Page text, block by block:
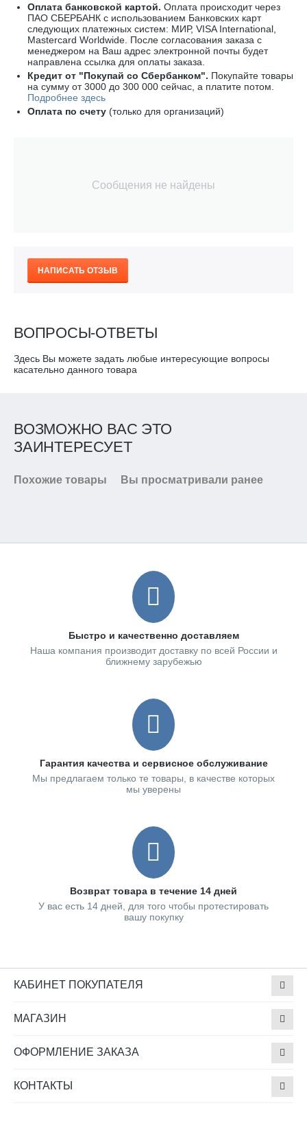
Оплата банковской картой. Оплата происходит через
ПАО СБЕРБАНК с использованием Банковских карт
следующих платежных систем: МИР, VISA International,
Mastercard Worldwide . После согласования заказа с
менеджером на Ваш адрес электронной почты будет
направлена ссылка для оплаты заказа.
Кредит от "Покупай со Сбербанком". Покупайте товары
на сумму от 3000 до 300 000 сейчас, а платите потом.
Подробнее здесь
Оплата по счету (только для организаций)
Сообщения не найдены
НАПИСАТЬ ОТЗЫВ
ВОПРОСЫ-ОТВЕТЫ
Здесь Вы можете задать любые интересующие вопросы
касательно данного товара
ВОЗМОЖНО ВАС ЭТО
ЗАИНТЕРЕСУЕТ
Похожие товары Вы просматривали ранее
Быстро и качественно доставляем
Наша компания производит доставку по всей России и
ближнему зарубежью
Гарантия качества и сервисное обслуживание
Мы предлагаем только те товары, в качестве которых
мы уверены
Возврат товара в течение 14 дней
У вас есть 14 дней, для того чтобы протестировать
вашу покупку
КАБИНЕТ ПОКУПАТЕЛЯ
МАГАЗИН
ОФОРМЛЕНИЕ ЗАКАЗА
КОНТАКТЫ